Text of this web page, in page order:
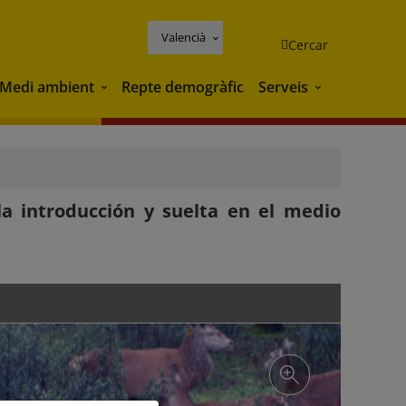
Valencià Cercar
Medi ambient Medi ambient
Repte demogràfic Serveis Serveis
introducción y suelta en el medio